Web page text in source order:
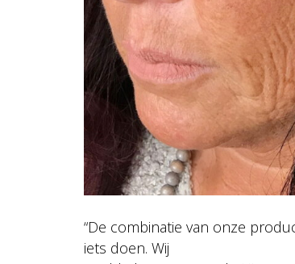
“De combinatie van onze
iets doen. Wij